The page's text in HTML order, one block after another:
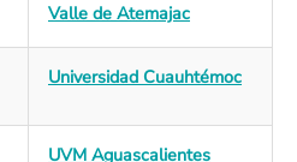
Valle de Atemajac
Universidad Cuauhtémoc
UVM Aguascalientes